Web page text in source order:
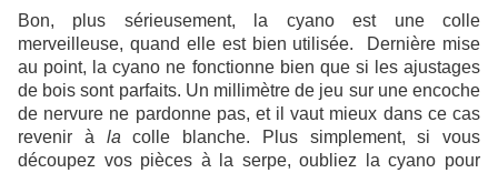
Bon, plus sérieusement, la cyano est une colle
merveilleuse, quand elle est bien utilisée. Dernière mise
au point, la cyano ne fonctionne bien que si les ajustages
de bois sont parfaits. Un millimètre de jeu sur une encoche
de nervure ne pardonne pas, et il vaut mieux dans ce cas
revenir à la colle blanche. Plus simplement, si vous
découpez vos pièces à la serpe, oubliez la cyano pour